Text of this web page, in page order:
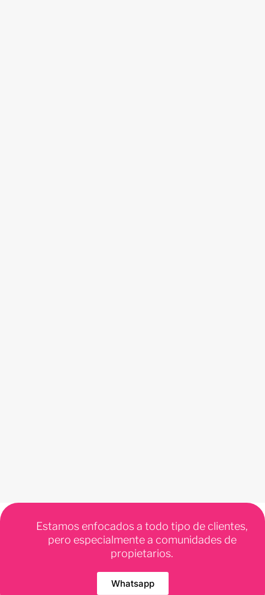
Estamos enfocados a todo tipo de clientes,
pero especialmente a comunidades de
propietarios.
Whatsapp